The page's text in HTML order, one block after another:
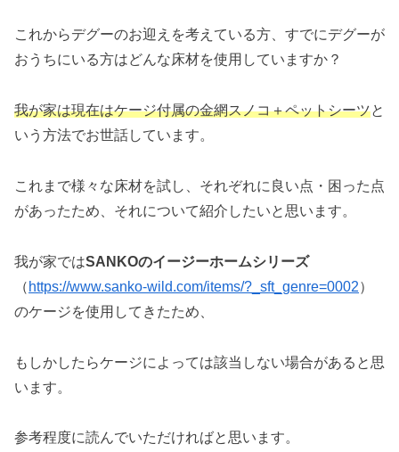
これからデグーのお迎えを考えている方、すでにデグーが
おうちにいる方はどんな床材を使用していますか？
我が家は現在はケージ付属の金網スノコ＋ペットシーツと
いう方法でお世話しています。
これまで様々な床材を試し、それぞれに良い点・困った点
があったため、それについて紹介したいと思います。
我が家ではSANKOのイージーホームシリーズ
（ https://www.sanko-wild.com/items/?_sft_genre=0002）
のケージを使用してきたため、
もしかしたらケージによっては該当しない場合があると思
います。
参考程度に読んでいただければと思います。